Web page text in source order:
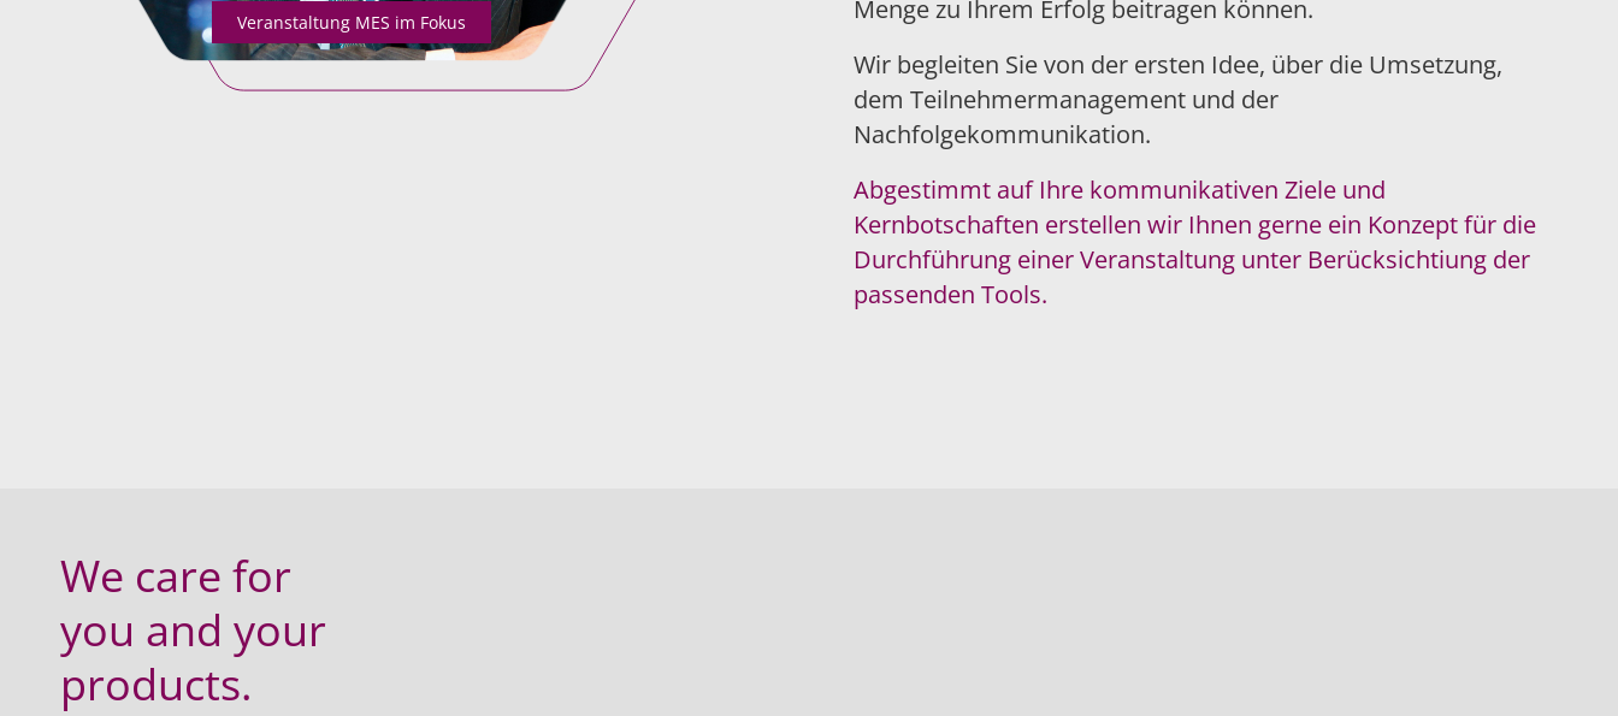
Veranstaltung MES im Fokus
Menge zu Ihrem Erfolg beitragen können.
Wir begleiten Sie von der ersten Idee, über die Umsetzung,
dem Teilnehmermanagement und der
Nachfolgekommunikation.
Abgestimmt auf Ihre kommunikativen Ziele und
Kernbotschaften erstellen wir Ihnen gerne ein Konzept für die
Durchführung einer Veranstaltung unter Berücksichtiung der
passenden Tools.
We care for
you and your
products.